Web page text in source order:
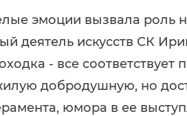
эмоции вызвала роль
деятель искусств СК
- все соответствует
добродушную, но
юмора в ее